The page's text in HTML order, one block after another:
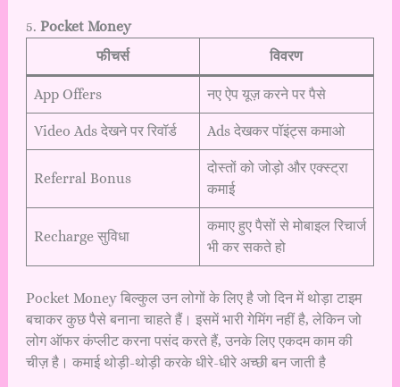
5. Pocket Money
फीचर्स
विवरण
App Offers नए ऐप यूज़ करने पर पैसे
Video Ads देखने पर रिवॉर्ड Ads देखकर पॉइंट्स कमाओ
Referral Bonus
दोस्तों को जोड़ो और एक्स्ट्रा
कमाई
Recharge सुविधा
कमाए हुए पैसों से मोबाइल रिचार्ज
भी कर सकते हो
Pocket Money बिल्कुल उन लोगों के लिए है जो दिन में थोड़ा टाइम
बचाकर कुछ पैसे बनाना चाहते हैं। इसमें भारी गेमिंग नहीं है, लेकिन जो
लोग ऑफर कंप्लीट करना पसंद करते हैं, उनके लिए एकदम काम की
चीज़ है। कमाई थोड़ी-थोड़ी करके धीरे-धीरे अच्छी बन जाती है